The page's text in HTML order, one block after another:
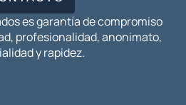
es garantía de compromiso
profesionalidad, anonimato,
y rapidez.